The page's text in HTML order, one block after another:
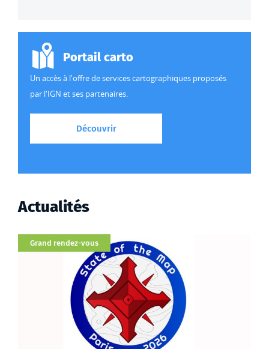
Portail carto
Un accès à l'offre de services cartographiques proposés
par l'IGN et ses partenaires.
DécouvrirDécouvrir l'offre de services
Actualités
Catégorie
Grand rendez-vous